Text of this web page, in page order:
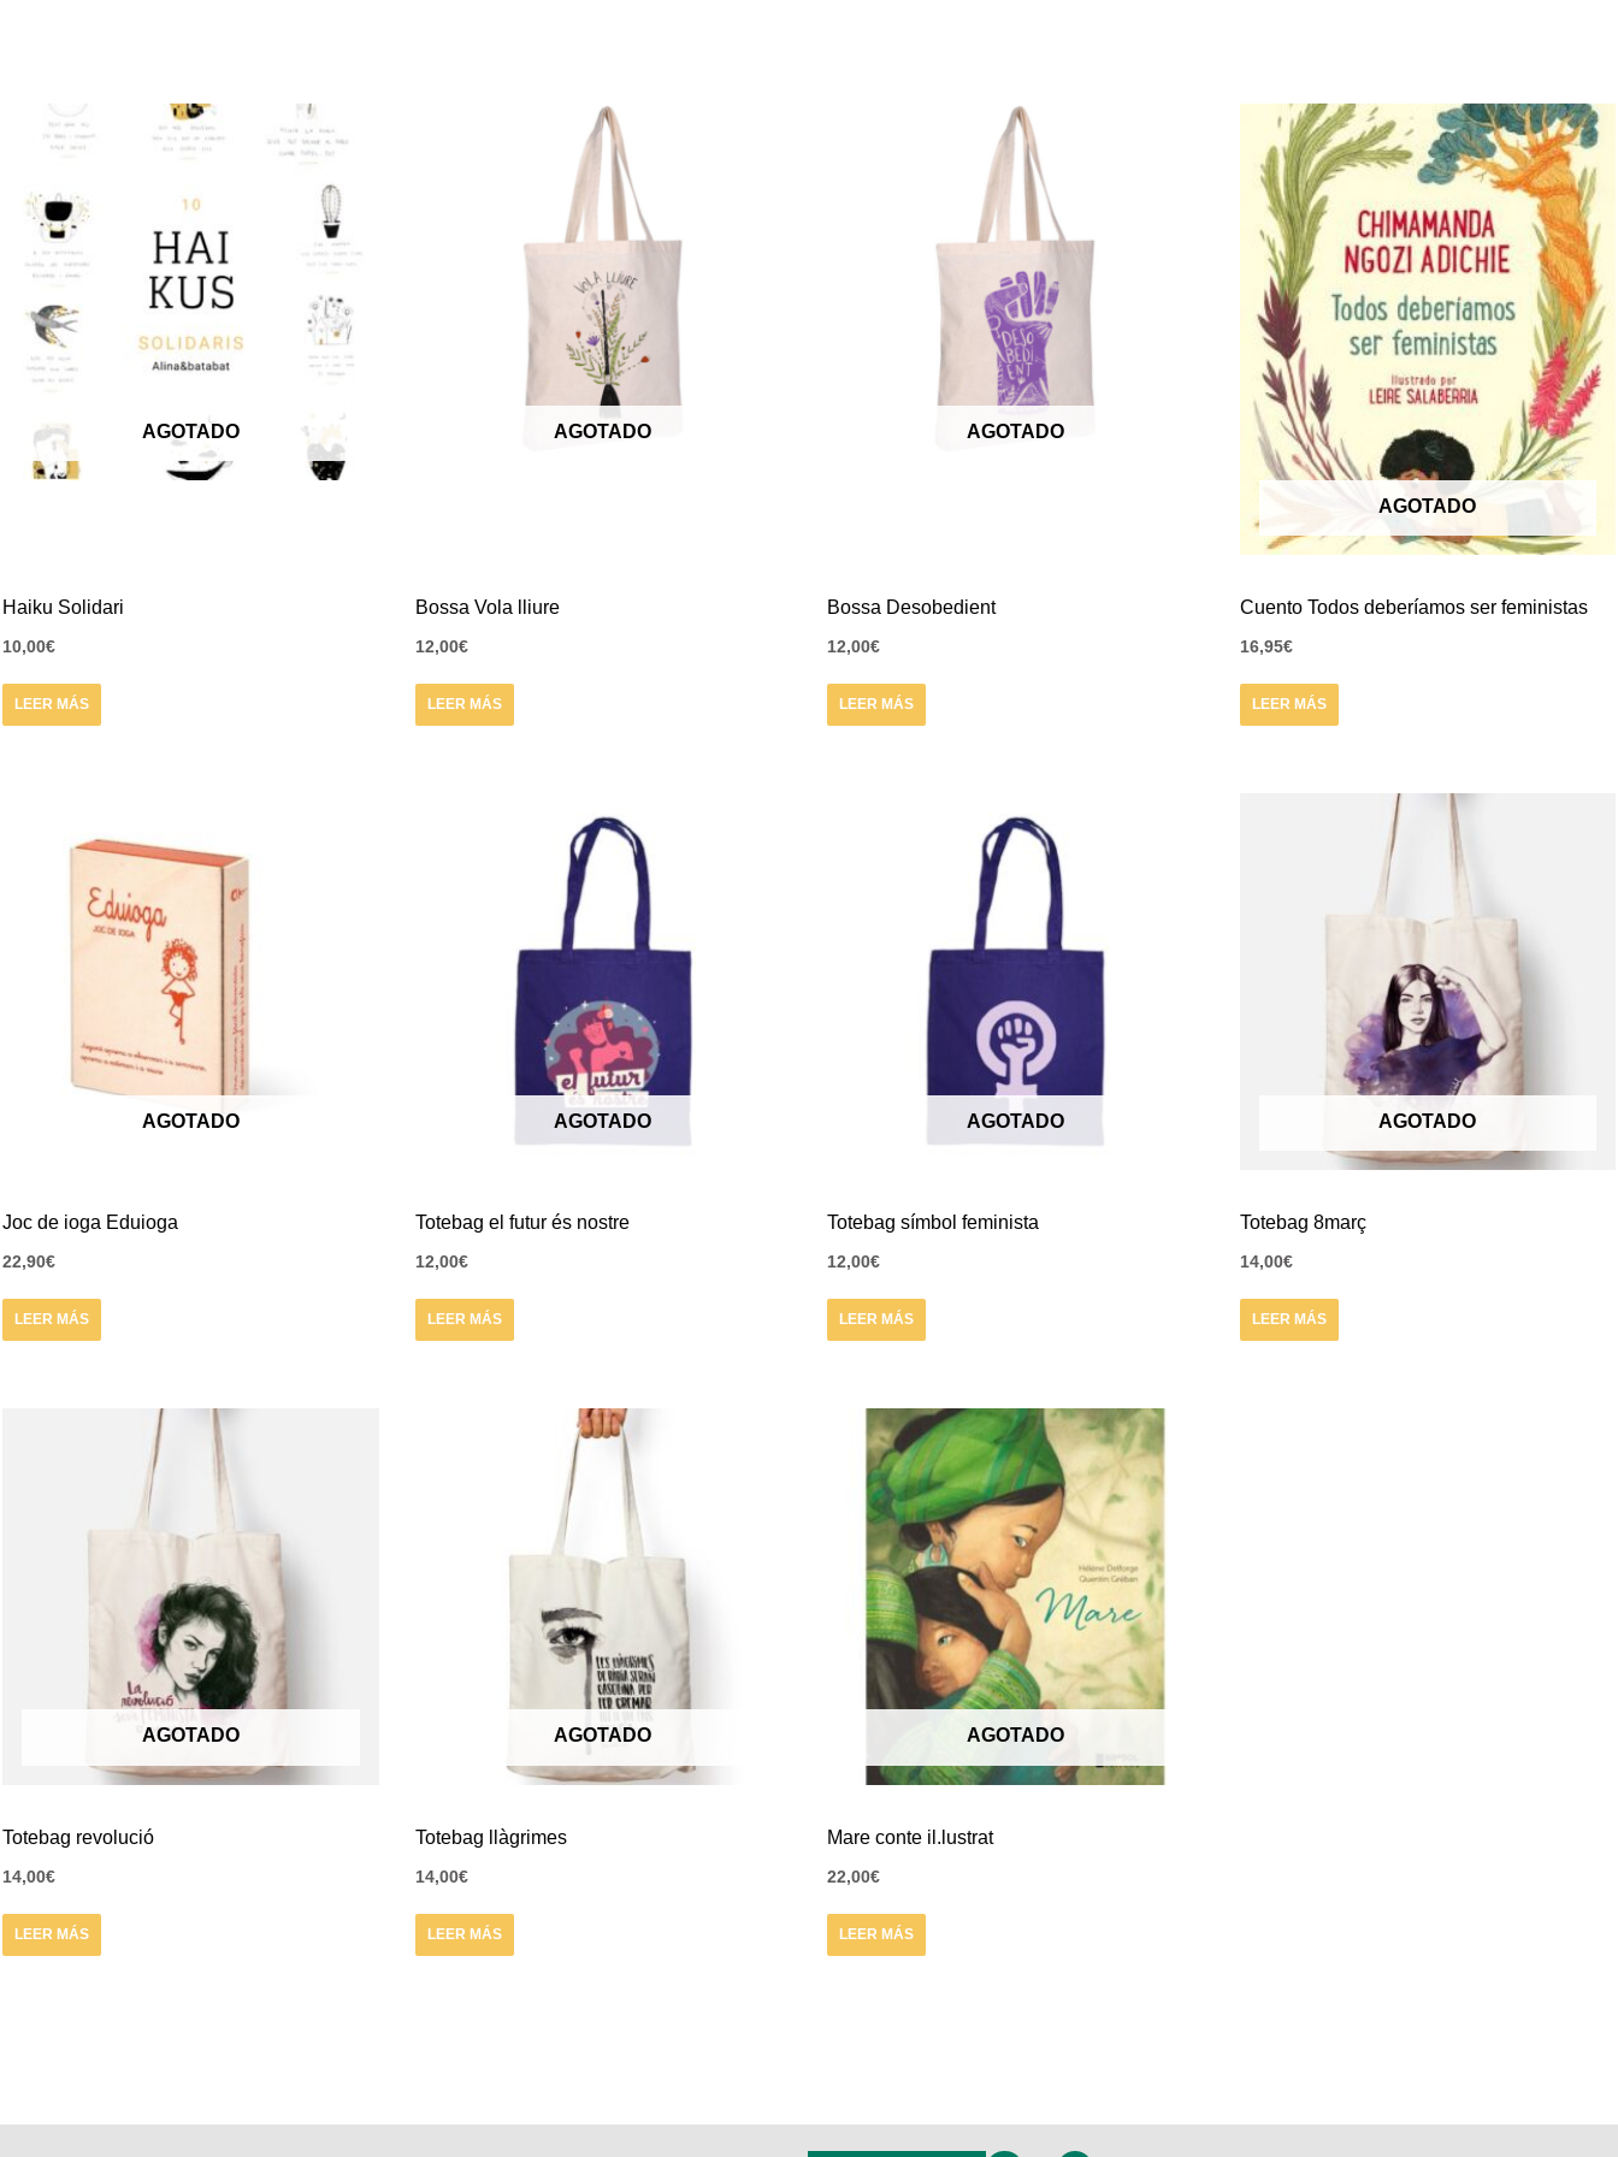
AGOTADO
Haiku Solidari
10,00€
LEER MÁS
AGOTADO
Bossa Vola lliure
12,00€
LEER MÁS
AGOTADO
Bossa Desobedient
12,00€
LEER MÁS
AGOTADO
Cuento Todos deberíamos ser feministas
16,95€
LEER MÁS
AGOTADO
Joc de ioga Eduioga
22,90€
LEER MÁS
AGOTADO
Totebag el futur és nostre
12,00€
LEER MÁS
AGOTADO
Totebag símbol feminista
12,00€
LEER MÁS
AGOTADO
Totebag 8març
14,00€
LEER MÁS
AGOTADO
Totebag revolució
14,00€
LEER MÁS
AGOTADO
Totebag llàgrimes
14,00€
LEER MÁS
AGOTADO
Mare conte il.lustrat
22,00€
LEER MÁS